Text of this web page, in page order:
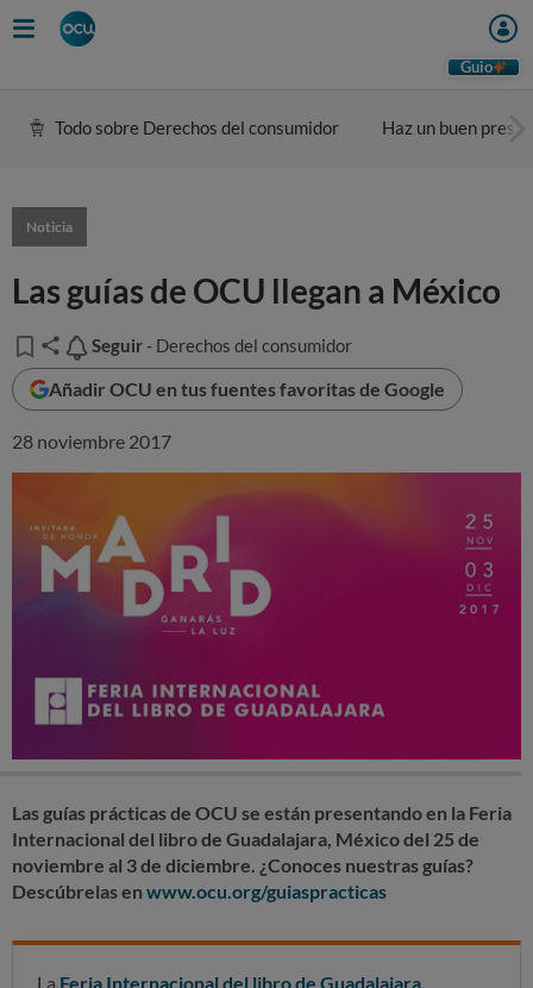
Guio
Todo sobre Derechos del consumidor Haz un buen
Noticia
Las guías de OCU llegan a México
Seguir
Seguir - Derechos del consumidor
Añadir OCU en tus fuentes favoritas de Google
28 noviembre 2017
Las guías prácticas de OCU se están presentando en la Feria
Internacional del libro de Guadalajara, México del 25 de
noviembre al 3 de diciembre. ¿Conoces nuestras guías?
Descúbrelas en www.ocu.org/guiaspracticas
La Feria Internacional del libro de Guadalajara,